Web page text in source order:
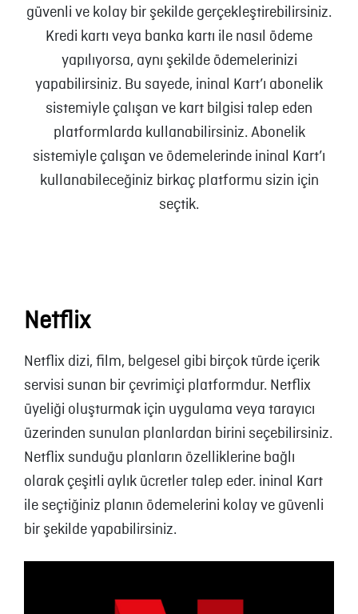
güvenli ve kolay bir şekilde gerçekleştirebilirsiniz.
Kredi kartı veya banka kartı ile nasıl ödeme
yapılıyorsa, aynı şekilde ödemelerinizi
yapabilirsiniz. Bu sayede, ininal Kart’ı abonelik
sistemiyle çalışan ve kart bilgisi talep eden
platformlarda kullanabilirsiniz. Abonelik
sistemiyle çalışan ve ödemelerinde ininal Kart’ı
kullanabileceğiniz birkaç platformu sizin için
seçtik.
Netflix
Netflix dizi, film, belgesel gibi birçok türde içerik
servisi sunan bir çevrimiçi platformdur. Netflix
üyeliği oluşturmak için uygulama veya tarayıcı
üzerinden sunulan planlardan birini seçebilirsiniz.
Netflix sunduğu planların özelliklerine bağlı
olarak çeşitli aylık ücretler talep eder. ininal Kart
ile seçtiğiniz planın ödemelerini kolay ve güvenli
bir şekilde yapabilirsiniz.